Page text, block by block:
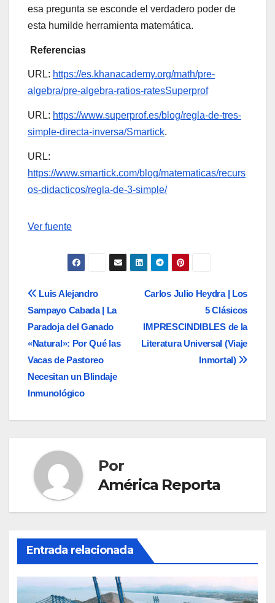
esa pregunta se esconde el verdadero poder de
esta humilde herramienta matemática.
Referencias
URL: https://es.khanacademy.org/math/pre-
algebra/pre-algebra-ratios-ratesSuperprof
URL: https://www.superprof.es/blog/regla-de-tres-
simple-directa-inversa/Smartick.
URL:
https://www.smartick.com/blog/matematicas/recurs
os-didacticos/regla-de-3-simple/
Navegación
entradas
Ver fuente
Navegación
de
entradas
Carlos Julio Heydra | Los
5 Clásicos
IMPRESCINDIBLES de la
Literatura Universal (Viaje
Inmortal)
Luis Alejandro
Sampayo Cabada | La
Paradoja del Ganado
«Natural»: Por Qué las
Vacas de Pastoreo
Necesitan un Blindaje
Inmunológico
Por
América Reporta
Entrada relacionada